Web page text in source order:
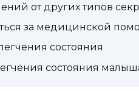
от других типов
за медицинской
состояния
состояния